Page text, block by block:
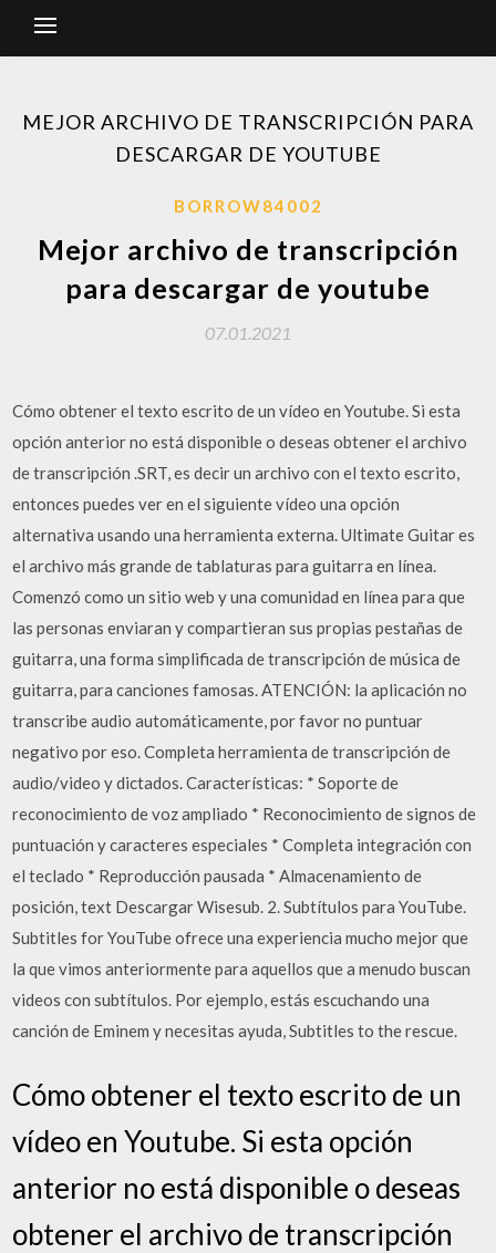
MEJOR ARCHIVO DE TRANSCRIPCIÓN PARA
DESCARGAR DE YOUTUBE
BORROW84002
Mejor archivo de transcripción
para descargar de youtube
07.01.2021
Cómo obtener el texto escrito de un vídeo en Youtube. Si esta
opción anterior no está disponible o deseas obtener el archivo
de transcripción .SRT, es decir un archivo con el texto escrito,
entonces puedes ver en el siguiente vídeo una opción
alternativa usando una herramienta externa. Ultimate Guitar es
el archivo más grande de tablaturas para guitarra en línea.
Comenzó como un sitio web y una comunidad en línea para que
las personas enviaran y compartieran sus propias pestañas de
guitarra, una forma simplificada de transcripción de música de
guitarra, para canciones famosas. ATENCIÓN: la aplicación no
transcribe audio automáticamente, por favor no puntuar
negativo por eso. Completa herramienta de transcripción de
audio/video y dictados. Características: * Soporte de
reconocimiento de voz ampliado * Reconocimiento de signos de
puntuación y caracteres especiales * Completa integración con
el teclado * Reproducción pausada * Almacenamiento de
posición, text Descargar Wisesub. 2. Subtítulos para YouTube.
Subtitles for YouTube ofrece una experiencia mucho mejor que
la que vimos anteriormente para aquellos que a menudo buscan
videos con subtítulos. Por ejemplo, estás escuchando una
canción de Eminem y necesitas ayuda, Subtitles to the rescue.
Cómo obtener el texto escrito de un
vídeo en Youtube. Si esta opción
anterior no está disponible o deseas
obtener el archivo de transcripción